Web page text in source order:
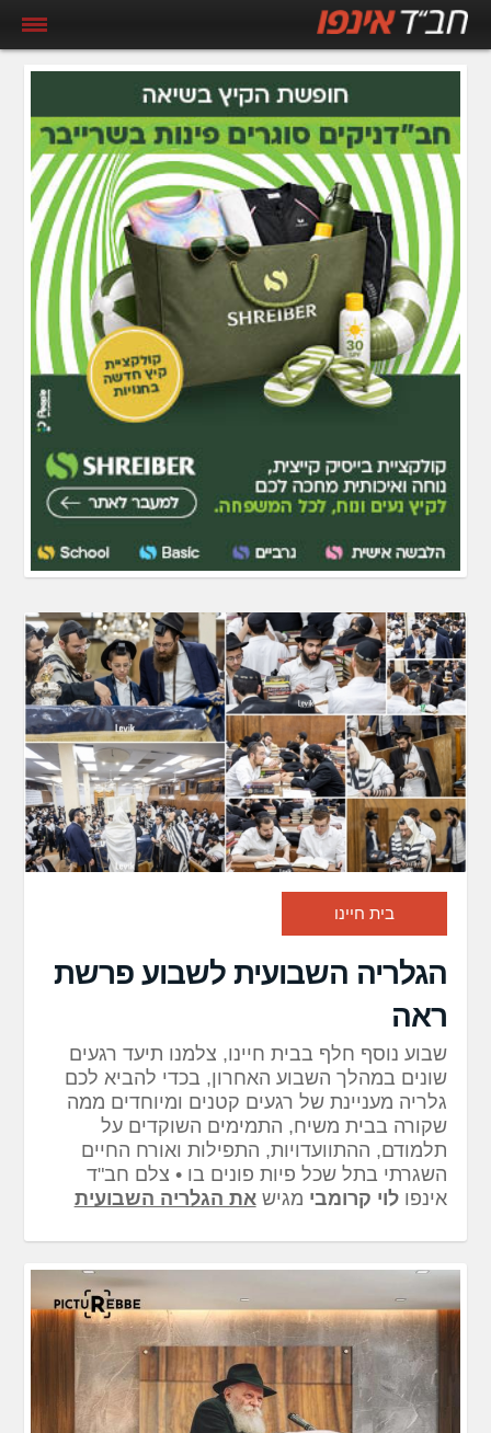
בית חיינו
הגלריה השבועית לשבוע פרשת
ראה
שבוע נוסף חלף בבית חיינו, צלמנו תיעד רגעים
שונים במהלך השבוע האחרון, בכדי להביא לכם
גלריה מעניינת של רגעים קטנים ומיוחדים ממה
שקורה בבית משיח, התמימים השוקדים על
תלמודם, ההתוועדויות, התפילות ואורח החיים
השגרתי בתל שכל פיות פונים בו • צלם חב"ד
אינפולוי קרומבי מגישאת הגלריה השבועית